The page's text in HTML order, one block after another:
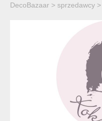
DecoBazaar > sprzedawcy >